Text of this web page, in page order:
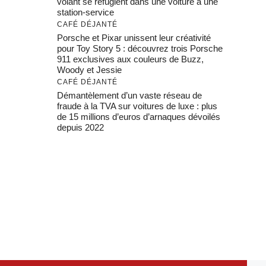
station-service
CAFÉ DÉJANTÉ
Porsche et Pixar unissent leur créativité
pour Toy Story 5 : découvrez trois Porsche
911 exclusives aux couleurs de Buzz,
Woody et Jessie
CAFÉ DÉJANTÉ
Démantèlement d’un vaste réseau de
fraude à la TVA sur voitures de luxe : plus
de 15 millions d’euros d’arnaques dévoilés
depuis 2022